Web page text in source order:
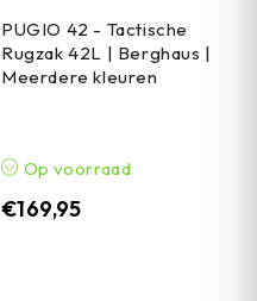
PUGIO 42 - Tactische
Rugzak 42L | Berghaus |
Meerdere kleuren
Op voorraad
€169,95